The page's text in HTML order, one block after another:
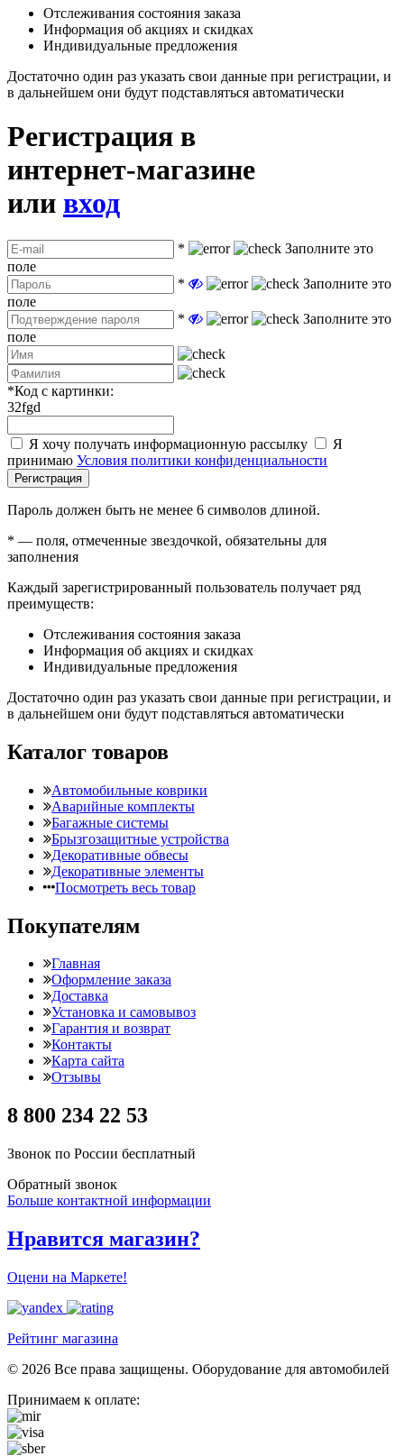
Отслеживания состояния заказа
Информация об акциях и скидках
Индивидуальные предложения
Достаточно один раз указать свои данные при регистрации, и
в дальнейшем они будут подставляться автоматически
Регистрация в
интернет-магазине
или вход
*
Заполните это
поле
*
Заполните это
поле
*
Заполните это
поле
*Код с картинки:
32fgd
Я хочу получать информационную рассылку
Я
принимаю Условия политики конфиденциальности
Регистрация
Пароль должен быть не менее 6 символов длиной.
* — поля, отмеченные звездочкой, обязательны для
заполнения
Каждый зарегистрированный пользователь получает ряд
преимуществ:
Отслеживания состояния заказа
Информация об акциях и скидках
Индивидуальные предложения
Достаточно один раз указать свои данные при регистрации, и
в дальнейшем они будут подставляться автоматически
Каталог товаров
Автомобильные коврики
Аварийные комплекты
Багажные системы
Брызгозащитные устройства
Декоративные обвесы
Декоративные элементы
Посмотреть весь товар
Покупателям
Главная
Оформление заказа
Доставка
Установка и самовывоз
Гарантия и возврат
Контакты
Карта сайта
Отзывы
8 800 234 22 53
Звонок по России бесплатный
Обратный звонок
Больше контактной информации
Нравится магазин?
Оцени на Маркете!
Рейтинг магазина
© 2026 Все права защищены. Оборудование для автомобилей
Принимаем к оплате: